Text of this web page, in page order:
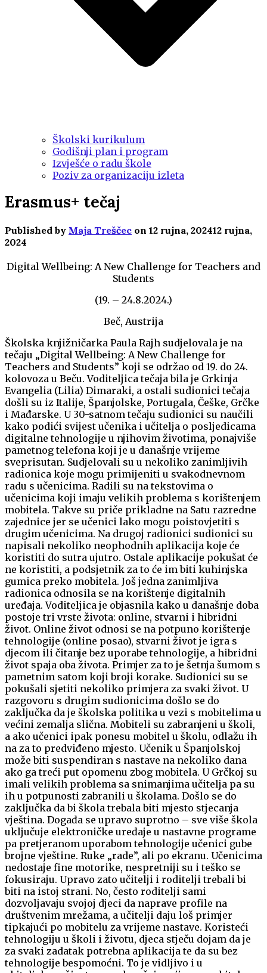
Školski kurikulum
Godišnji plan i program
Izvješće o radu škole
Poziv za organizaciju izleta
Erasmus+ tečaj
Published by Maja Treščec on 12 rujna, 202412 rujna,
2024
Digital Wellbeing: A New Challenge for Teachers and
Students
(19. – 24.8.2024.)
Beč, Austrija
Školska knjižničarka Paula Rajh sudjelovala je na
tečaju „Digital Wellbeing: A New Challenge for
Teachers and Students” koji se održao od 19. do 24.
kolovoza u Beču. Voditeljica tečaja bila je Grkinja
Evangelia (Lilia) Dimaraki, a ostali sudionici tečaja
došli su iz Italije, Španjolske, Portugala, Češke, Grčke
i Mađarske. U 30-satnom tečaju sudionici su naučili
kako podići svijest učenika i učitelja o posljedicama
digitalne tehnologije u njihovim životima, ponajviše
pametnog telefona koji je u današnje vrijeme
sveprisutan. Sudjelovali su u nekoliko zanimljivih
radionica koje mogu primijeniti u svakodnevnom
radu s učenicima. Radili su na tekstovima o
učenicima koji imaju velikih problema s korištenjem
mobitela. Takve su priče prikladne na Satu razredne
zajednice jer se učenici lako mogu poistovjetiti s
drugim učenicima. Na drugoj radionici sudionici su
napisali nekoliko neophodnih aplikacija koje će
koristiti do sutra ujutro. Ostale aplikacije pokušat će
ne koristiti, a podsjetnik za to će im biti kuhinjska
gumica preko mobitela. Još jedna zanimljiva
radionica odnosila se na korištenje digitalnih
uređaja. Voditeljica je objasnila kako u današnje doba
postoje tri vrste života: online, stvarni i hibridni
život. Online život odnosi se na potpuno korištenje
tehnologije (online posao), stvarni život je igra s
djecom ili čitanje bez uporabe tehnologije, a hibridni
život spaja oba života. Primjer za to je šetnja šumom s
pametnim satom koji broji korake. Sudionici su se
pokušali sjetiti nekoliko primjera za svaki život. U
razgovoru s drugim sudionicima došlo se do
zaključka da je školska politika u vezi s mobitelima u
većini zemalja slična. Mobiteli su zabranjeni u školi,
a ako učenici ipak ponesu mobitel u školu, odlažu ih
na za to predviđeno mjesto. Učenik u Španjolskoj
može biti suspendiran s nastave na nekoliko dana
ako ga treći put opomenu zbog mobitela. U Grčkoj su
imali velikih problema sa snimanjima učitelja pa su
ih u potpunosti zabranili u školama. Došlo se do
zaključka da bi škola trebala biti mjesto stjecanja
vještina. Događa se upravo suprotno – sve više škola
uključuje elektroničke uređaje u nastavne programe
pa pretjeranom uporabom tehnologije učenici gube
brojne vještine. Ruke „rade”, ali po ekranu. Učenicima
nedostaje fine motorike, nespretniji su i teško se
fokusiraju. Upravo zato učitelji i roditelji trebali bi
biti na istoj strani. No, često roditelji sami
dozvoljavaju svojoj djeci da naprave profile na
društvenim mrežama, a učitelji daju loš primjer
tipkajući po mobitelu za vrijeme nastave. Koristeći
tehnologiju u školi i životu, djeca stječu dojam da je
za svaki zadatak potrebna aplikacija te da su bez
tehnologije bespomoćni. To je vidljivo i u